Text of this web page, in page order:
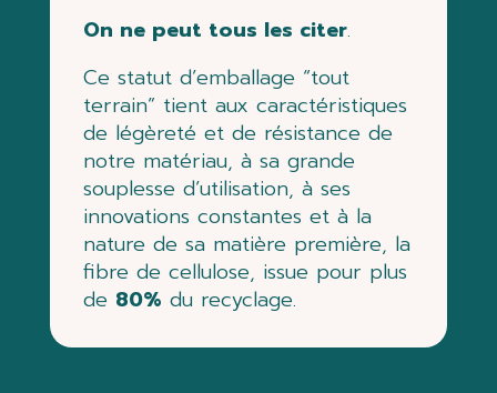
On ne peut tous les citer.
Ce statut d’emballage “tout
terrain” tient aux caractéristiques
de légèreté et de résistance de
notre matériau, à sa grande
souplesse d’utilisation, à ses
innovations constantes et à la
nature de sa matière première, la
fibre de cellulose, issue pour plus
de 80% du recyclage.